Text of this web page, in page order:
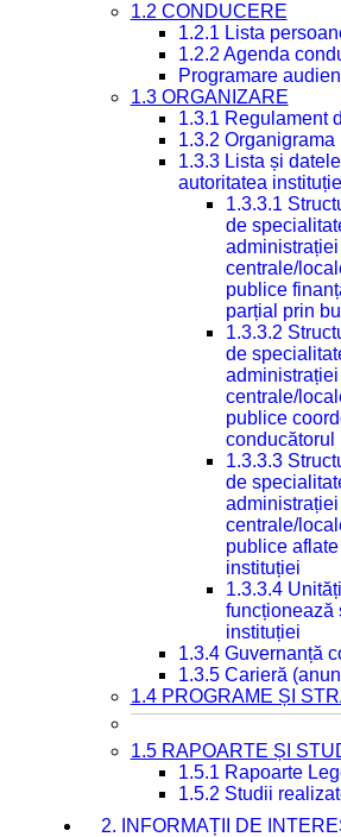
1.2 CONDUCERE
1.2.1 Lista
1.2.2 Agenda
Programare
1.3 ORGANIZARE
1.3.1 Regulament
1.3.2 Organigrama
1.3.3 Lista și
autoritatea
1.3.3.1
de
centrale/
publice
parțial prin
1.3.3.2
de
centrale/
publice
conducătorul
1.3.3.3
de
centrale/
publice
instituției
1.3.3.4
funcționează
instituției
1.3.4 Guvernanță
1.3.5 Carieră
1.4 PROGRAME ȘI
1.5 RAPOARTE ȘI
1.5.1 Rapoarte
1.5.2 Studii
2. INFORMAȚII DE